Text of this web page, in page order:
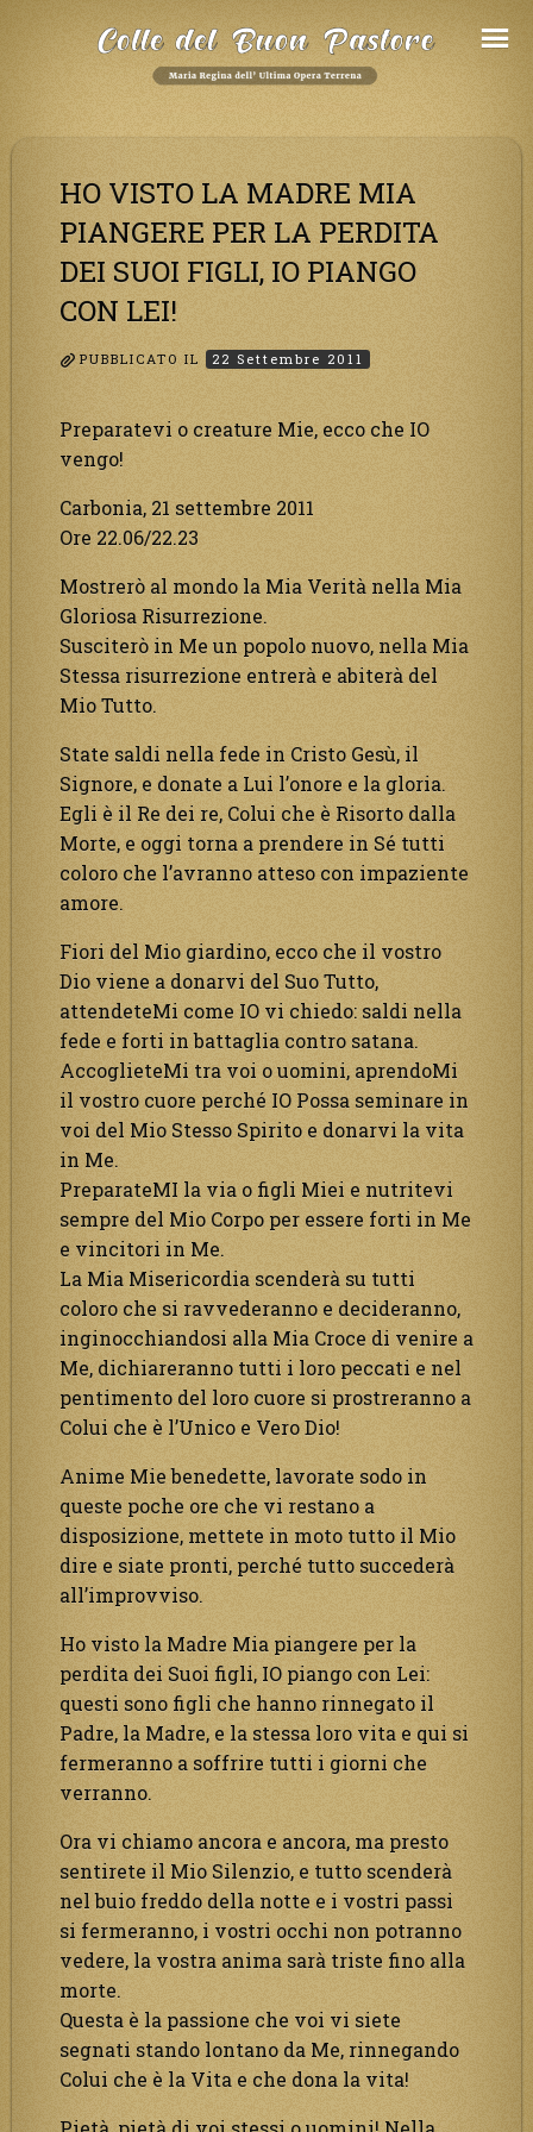
HO VISTO LA MADRE MIA
PIANGERE PER LA PERDITA
DEI SUOI FIGLI, IO PIANGO
CON LEI!
PUBBLICATO IL 22 Settembre 2011
Preparatevi o creature Mie, ecco che IO
vengo!
Carbonia, 21 settembre 2011
Ore 22.06/22.23
Mostrerò al mondo la Mia Verità nella Mia
Gloriosa Risurrezione.
Susciterò in Me un popolo nuovo, nella Mia
Stessa risurrezione entrerà e abiterà del
Mio Tutto.
State saldi nella fede in Cristo Gesù, il
Signore, e donate a Lui l’onore e la gloria.
Egli è il Re dei re, Colui che è Risorto dalla
Morte, e oggi torna a prendere in Sé tutti
coloro che l’avranno atteso con impaziente
amore.
Fiori del Mio giardino, ecco che il vostro
Dio viene a donarvi del Suo Tutto,
attendeteMi come IO vi chiedo: saldi nella
fede e forti in battaglia contro satana.
AccoglieteMi tra voi o uomini, aprendoMi
il vostro cuore perché IO Possa seminare in
voi del Mio Stesso Spirito e donarvi la vita
in Me.
PreparateMI la via o figli Miei e nutritevi
sempre del Mio Corpo per essere forti in Me
e vincitori in Me.
La Mia Misericordia scenderà su tutti
coloro che si ravvederanno e decideranno,
inginocchiandosi alla Mia Croce di venire a
Me, dichiareranno tutti i loro peccati e nel
pentimento del loro cuore si prostreranno a
Colui che è l’Unico e Vero Dio!
Anime Mie benedette, lavorate sodo in
queste poche ore che vi restano a
disposizione, mettete in moto tutto il Mio
dire e siate pronti, perché tutto succederà
all’improvviso.
Ho visto la Madre Mia piangere per la
perdita dei Suoi figli, IO piango con Lei:
questi sono figli che hanno rinnegato il
Padre, la Madre, e la stessa loro vita e qui si
fermeranno a soffrire tutti i giorni che
verranno.
Ora vi chiamo ancora e ancora, ma presto
sentirete il Mio Silenzio, e tutto scenderà
nel buio freddo della notte e i vostri passi
si fermeranno, i vostri occhi non potranno
vedere, la vostra anima sarà triste fino alla
morte.
Questa è la passione che voi vi siete
segnati stando lontano da Me, rinnegando
Colui che è la Vita e che dona la vita!